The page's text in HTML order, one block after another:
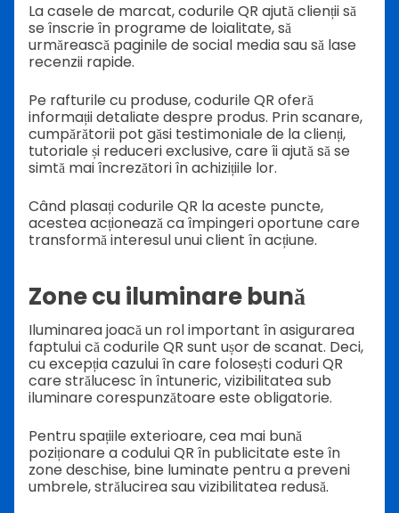
La casele de marcat, codurile QR ajută clienții să
se înscrie în programe de loialitate, să
urmărească paginile de social media sau să lase
recenzii rapide.
Pe rafturile cu produse, codurile QR oferă
informații detaliate despre produs. Prin scanare,
cumpărătorii pot găsi testimoniale de la clienți,
tutoriale și reduceri exclusive, care îi ajută să se
simtă mai încrezători în achizițiile lor.
Când plasați codurile QR la aceste puncte,
acestea acționează ca împingeri oportune care
transformă interesul unui client în acțiune.
Zone cu iluminare bună
Iluminarea joacă un rol important în asigurarea
faptului că codurile QR sunt ușor de scanat. Deci,
cu excepția cazului în care folosești coduri QR
care strălucesc în întuneric, vizibilitatea sub
iluminare corespunzătoare este obligatorie.
Pentru spațiile exterioare, cea mai bună
poziționare a codului QR în publicitate este în
zone deschise, bine luminate pentru a preveni
umbrele, strălucirea sau vizibilitatea redusă.